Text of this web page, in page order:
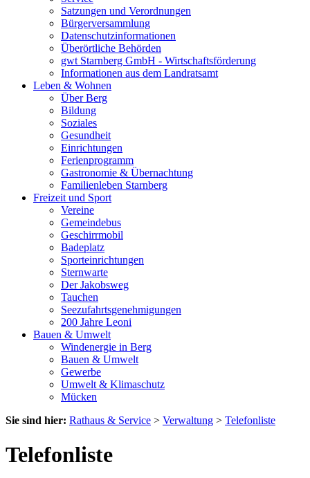
Satzungen und Verordnungen
Bürgerversammlung
Datenschutzinformationen
Überörtliche Behörden
gwt Starnberg GmbH - Wirtschaftsförderung
Informationen aus dem Landratsamt
Leben & Wohnen
Über Berg
Bildung
Soziales
Gesundheit
Einrichtungen
Ferienprogramm
Gastronomie & Übernachtung
Familienleben Starnberg
Freizeit und Sport
Vereine
Gemeindebus
Geschirrmobil
Badeplatz
Sporteinrichtungen
Sternwarte
Der Jakobsweg
Tauchen
Seezufahrtsgenehmigungen
200 Jahre Leoni
Bauen & Umwelt
Windenergie in Berg
Bauen & Umwelt
Gewerbe
Umwelt & Klimaschutz
Mücken
Sie sind hier: Rathaus & Service > Verwaltung > Telefonliste
Telefonliste